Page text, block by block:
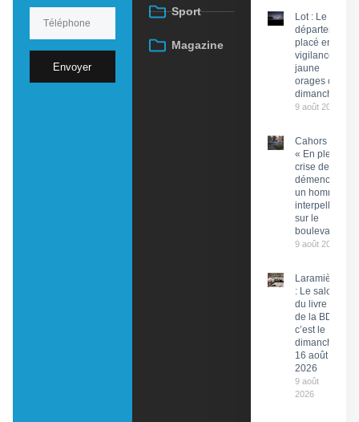
Envoyer
Sport
Magazine
Lot : Le
département
placé en
vigilance
jaune
orages ce
dimanche
9 août 2026
Cahors :
« En pleine
crise de
démence »,
un homme
interpellé
sur le
boulevard
9 août 2026
Laramière
: Le salon
du livre et
de la BD,
c’est le
dimanche
16 août
2026
9 août
2026